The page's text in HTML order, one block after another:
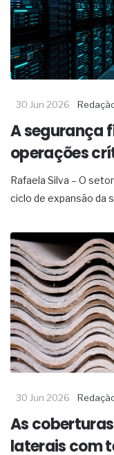
30 Jun 2026
A segurança
operações
Rafaela Silva – O
ciclo de expansão da
30 Jun 2026
As
laterais com